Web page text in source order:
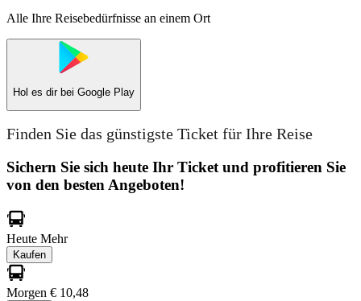
Alle Ihre Reisebedürfnisse an einem Ort
Hol es dir bei Google Play
Finden Sie das günstigste Ticket für Ihre Reise
Sichern Sie sich heute Ihr Ticket und profitieren Sie
von den besten Angeboten!
Heute Mehr
Kaufen
Morgen € 10,48